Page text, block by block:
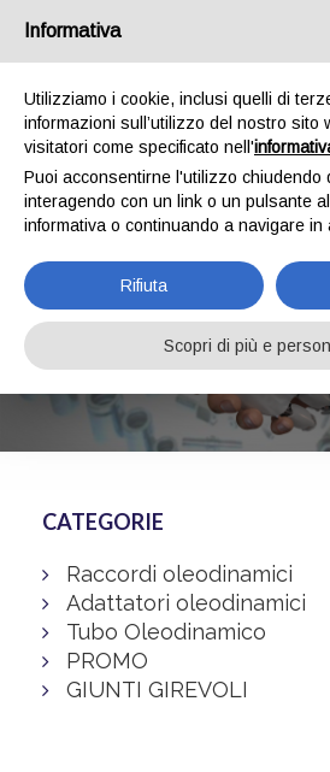
TAPPO
CATEGORIE
Raccordi oleodinamici
Adattatori oleodinamici
Tubo Oleodinamico
PROMO
GIUNTI GIREVOLI
Informativa
Utilizziamo i cookie, inclusi quelli di
informazioni sull’utilizzo del nostro sito
visitatori come specificato nell'
Puoi acconsentirne l'utilizzo chiudendo
interagendo con un link o un pulsante
informativa o continuando a navigare in
Rifiuta
Scopri di più e